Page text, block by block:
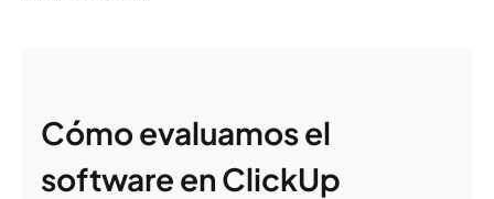
Cómo evaluamos el
software en ClickUp